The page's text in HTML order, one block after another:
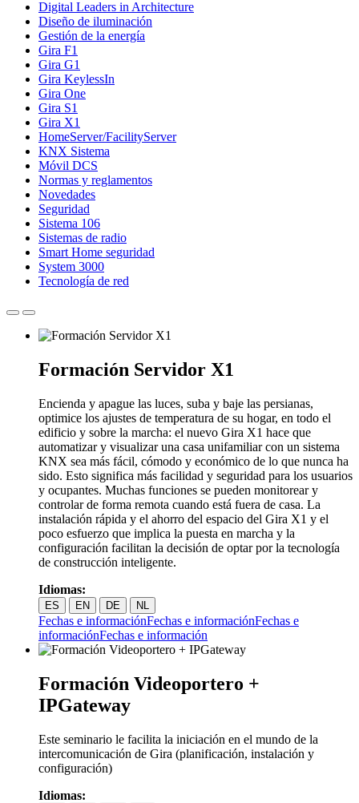
Digital Leaders in Architecture
Diseño de iluminación
Gestión de la energía
Gira F1
Gira G1
Gira KeylessIn
Gira One
Gira S1
Gira X1
HomeServer/FacilityServer
KNX Sistema
Móvil DCS
Normas y reglamentos
Novedades
Seguridad
Sistema 106
Sistemas de radio
Smart Home seguridad
System 3000
Tecnología de red
Formación Servidor X1
Encienda y apague las luces, suba y baje las persianas,
optimice los ajustes de temperatura de su hogar, en todo el
edificio y sobre la marcha: el nuevo Gira X1 hace que
automatizar y visualizar una casa unifamiliar con un sistema
KNX sea más fácil, cómodo y económico de lo que nunca ha
sido. Esto significa más facilidad y seguridad para los usuarios
y ocupantes. Muchas funciones se pueden monitorear y
controlar de forma remota cuando está fuera de casa. La
instalación rápida y el ahorro del espacio del Gira X1 y el
poco esfuerzo que implica la puesta en marcha y la
configuración facilitan la decisión de optar por la tecnología
de construcción inteligente.
Idiomas:
ES EN DE NL
Fechas e informaciónFechas e informaciónFechas e
informaciónFechas e información
Formación Videoportero +
IPGateway
Este seminario le facilita la iniciación en el mundo de la
intercomunicación de Gira (planificación, instalación y
configuración)
Idiomas: